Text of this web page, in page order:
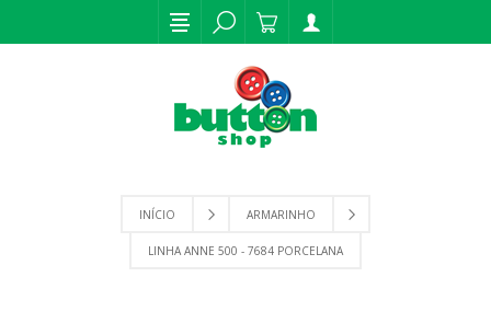
INÍCIO ARMARINHO
LINHA ANNE 500 - 7684 PORCELANA